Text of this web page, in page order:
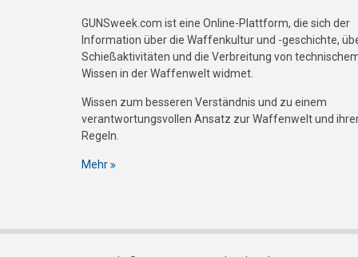
GUNSweek.com ist eine Online-Plattform, die sich der
Information über die Waffenkultur und -geschichte,
Schießaktivitäten und die Verbreitung von
Wissen in der Waffenwelt widmet.
Wissen zum besseren Verständnis und zu einem
verantwortungsvollen Ansatz zur Waffenwelt und
Regeln.
Mehr